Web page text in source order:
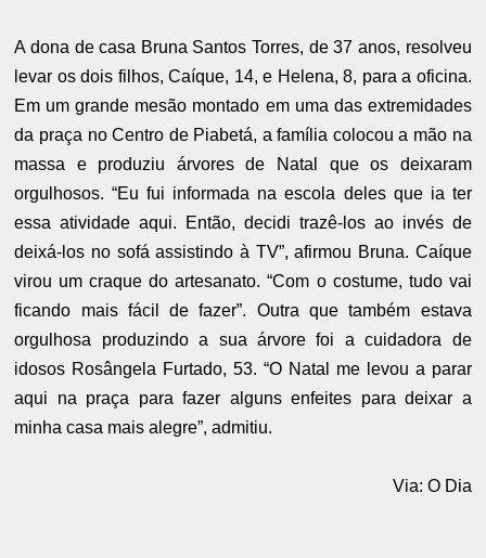
A dona de casa Bruna Santos Torres, de 37 anos, resolveu
levar os dois filhos, Caíque, 14, e Helena, 8, para a oficina.
Em um grande mesão montado em uma das extremidades
da praça no Centro de Piabetá, a família colocou a mão na
massa e produziu árvores de Natal que os deixaram
orgulhosos. “Eu fui informada na escola deles que ia ter
essa atividade aqui. Então, decidi trazê-los ao invés de
deixá-los no sofá assistindo à TV”, afirmou Bruna. Caíque
virou um craque do artesanato. “Com o costume, tudo vai
ficando mais fácil de fazer”. Outra que também estava
orgulhosa produzindo a sua árvore foi a cuidadora de
idosos Rosângela Furtado, 53. “O Natal me levou a parar
aqui na praça para fazer alguns enfeites para deixar a
minha casa mais alegre”, admitiu.
Via: O Dia